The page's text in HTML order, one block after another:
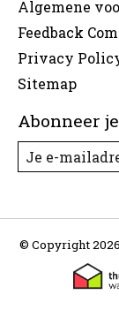
Algemene
Feedback
Privacy
Sitemap
Abonneer
© Copyright